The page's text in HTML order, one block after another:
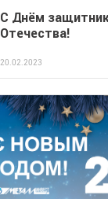
С Днём
Отечества!
20.02.2023